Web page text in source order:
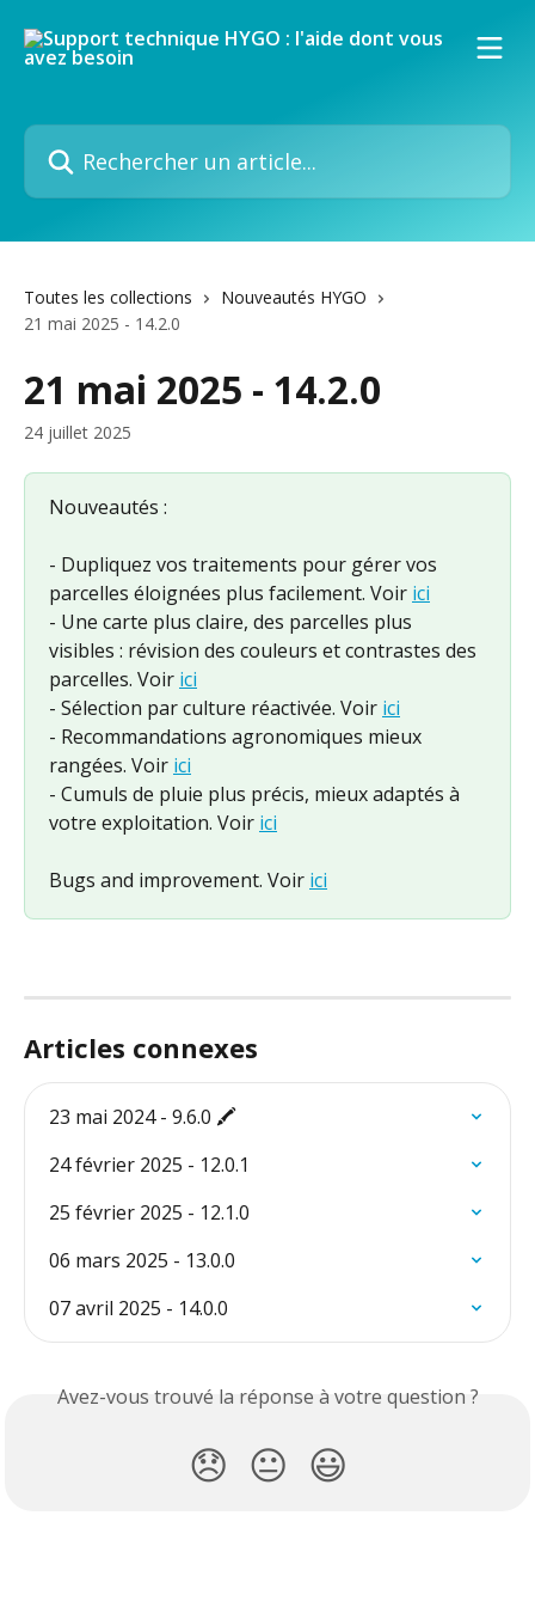
Rechercher un article...
Toutes les collections
Nouveautés HYGO
21 mai 2025 - 14.2.0
21 mai 2025 - 14.2.0
24 juillet 2025
Nouveautés :
- Dupliquez vos traitements pour gérer vos
parcelles éloignées plus facilement. Voir ici
- Une carte plus claire, des parcelles plus
visibles : révision des couleurs et contrastes des
parcelles. Voir ici
- Sélection par culture réactivée. Voir ici
- Recommandations agronomiques mieux
rangées. Voir ici
- Cumuls de pluie plus précis, mieux adaptés à
votre exploitation. Voir ici
Bugs and improvement. Voir ici
Articles connexes
23 mai 2024 - 9.6.0 🖍️
24 février 2025 - 12.0.1
25 février 2025 - 12.1.0
06 mars 2025 - 13.0.0
07 avril 2025 - 14.0.0
Avez-vous trouvé la réponse à votre question ?
😞 😐 😃